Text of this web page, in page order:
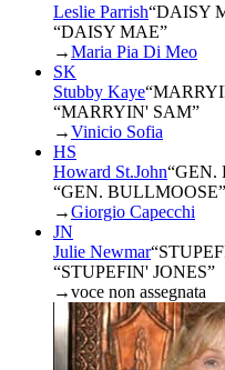
Leslie Parrish“DAISY
“DAISY MAE”
→Maria Pia Di Meo
SK
Stubby Kaye“
“MARRYIN' SAM”
→Vinicio Sofia
HS
Howard St.John“GEN.
“GEN. BULLMOOSE”
→Giorgio Capecchi
JN
Julie Newmar“
“STUPEFIN' JONES”
→voce non assegnata